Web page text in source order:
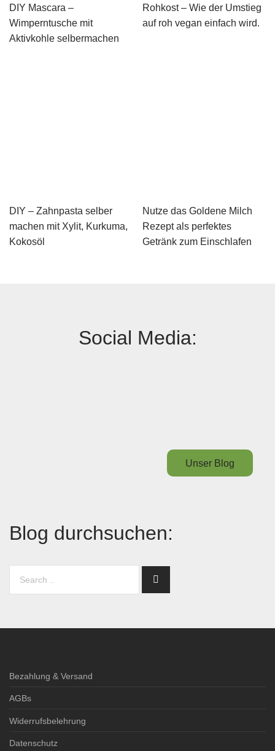
DIY Mascara –
Wimperntusche mit
Aktivkohle selbermachen
Rohkost – Wie der Umstieg
auf roh vegan einfach wird.
DIY – Zahnpasta selber
machen mit Xylit, Kurkuma,
Kokosöl
Nutze das Goldene Milch
Rezept als perfektes
Getränk zum Einschlafen
Social Media:
Unser Blog
Blog durchsuchen:
Bezahlung & Versand
AGBs
Widerrufsbelehrung
Datenschutz